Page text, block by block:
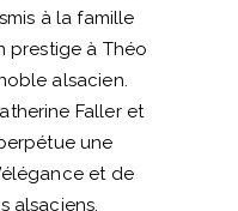
à la famille
prestige à Théo
alsacien.
Faller et
une
et de
alsaciens.